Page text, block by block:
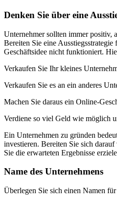
Denken Sie über eine
Unternehmer sollten immer positiv,
Bereiten Sie eine
Geschäftsidee nicht funktioniert.
Verkaufen Sie Ihr kleines
Verkaufen Sie es an ein anderes
Machen Sie daraus ein Online-
Verdiene so viel Geld wie möglich
Ein Unternehmen zu gründen
investieren. Bereiten Sie sich
Sie die erwarteten Ergebnisse
Name des Unternehmens
Überlegen Sie sich einen Namen